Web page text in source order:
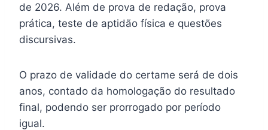
de 2026. Além de prova de redação, prova
prática, teste de aptidão física e questões
discursivas.
O prazo de validade do certame será de dois
anos, contado da homologação do resultado
final, podendo ser prorrogado por período
igual.